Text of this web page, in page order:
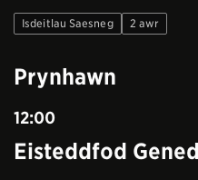
Isdeitlau Saesneg 2 awr
Prynhawn
12:00
Eisteddfod